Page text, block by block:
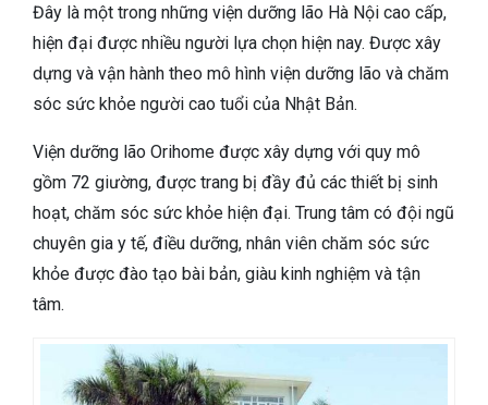
Đây là một trong những viện dưỡng lão Hà Nội cao cấp,
hiện đại được nhiều người lựa chọn hiện nay. Được xây
dựng và vận hành theo mô hình viện dưỡng lão và chăm
sóc sức khỏe người cao tuổi của Nhật Bản.
Viện dưỡng lão Orihome được xây dựng với quy mô
gồm 72 giường, được trang bị đầy đủ các thiết bị sinh
hoạt, chăm sóc sức khỏe hiện đại. Trung tâm có đội ngũ
chuyên gia y tế, điều dưỡng, nhân viên chăm sóc sức
khỏe được đào tạo bài bản, giàu kinh nghiệm và tận
tâm.